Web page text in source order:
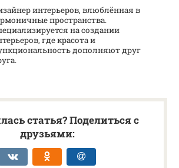
интерьеров, влюблённая в
пространства.
на создании
где красота и
дополняют друг
статья? Поделиться с
друзьями: